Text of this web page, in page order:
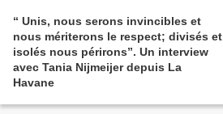
“ Unis, nous serons invincibles et
nous mériterons le respect; divisés et
isolés nous périrons”. Un interview
avec Tania Nijmeijer depuis La
Havane